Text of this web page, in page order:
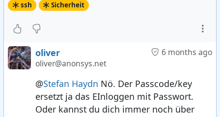
ssh Sicherheit
6 months ago
oliver
oliver@anonsys.net
@Stefan Haydn Nö. Der Passcode/key
ersetzt ja das EInloggen mit Passwort.
Oder kannst du dich immer noch über